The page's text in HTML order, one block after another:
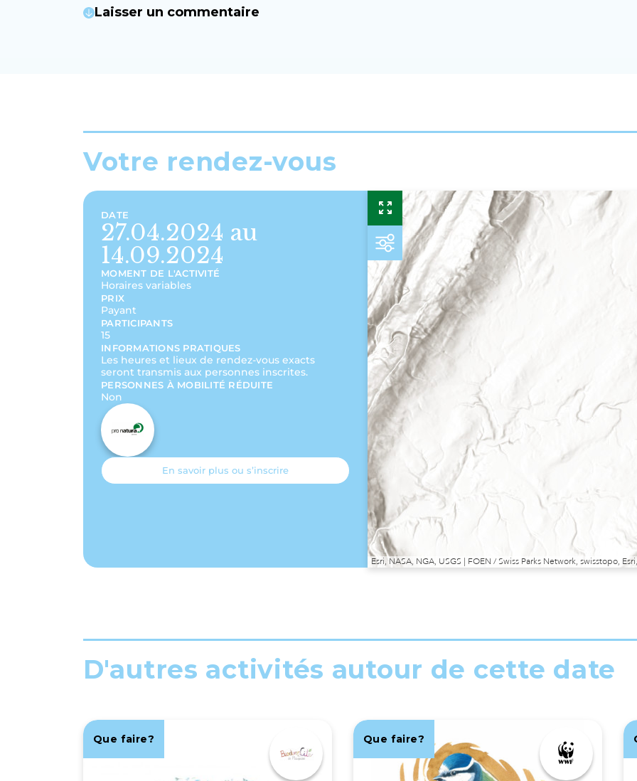
Laisser un commentaire
Votre rendez-vous
DATE
27.04.2024 au
14.09.2024
MOMENT DE L'ACTIVITÉ
Horaires variables
PRIX
Payant
PARTICIPANTS
15
INFORMATIONS PRATIQUES
Les heures et lieux de rendez-vous exacts
seront transmis aux personnes inscrites.
PERSONNES À MOBILITÉ RÉDUITE
Non
En savoir plus ou s’inscrire
Esri, NASA, NGA, USGS | FOEN / Swiss Parks Network, swisstopo,
D'autres activités autour de cette date
Que faire? Que faire?